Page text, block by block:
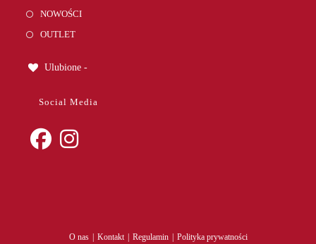
NOWOŚCI
OUTLET
Ulubione -
Social Media
tabO nas Kontakt Regulamin Polityka prywatności